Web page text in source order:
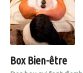
Box Bien-être